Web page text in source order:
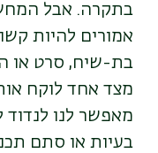
בתקרה. אבל
אמורים להיות
בת-שיח, סרט או
מצד אחד לוקח
מאפשר לנו לנדוד
בעיות או סתם